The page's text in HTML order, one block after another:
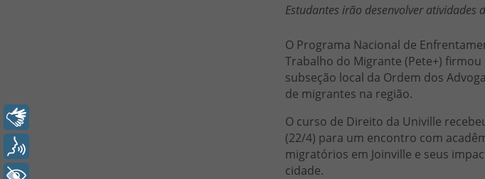
Estudantes irão desenvolver
O Programa Nacional de
Trabalho do Migrante (Pete+) firmou
subseção local da Ordem dos
de migrantes na região.
O curso de Direito da Univille
(22/4) para um encontro com
migratórios em Joinville e seus
cidade.